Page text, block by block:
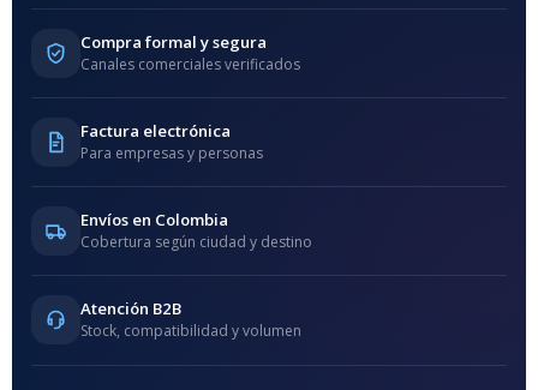
Compra formal y segura
Canales comerciales verificados
Factura electrónica
Para empresas y personas
Envíos en Colombia
Cobertura según ciudad y destino
Atención B2B
Stock, compatibilidad y volumen